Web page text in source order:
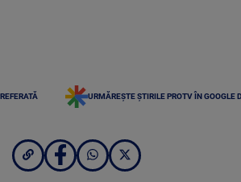
URMĂREȘTE ȘTIRILE PROTV ÎN GOOGLE